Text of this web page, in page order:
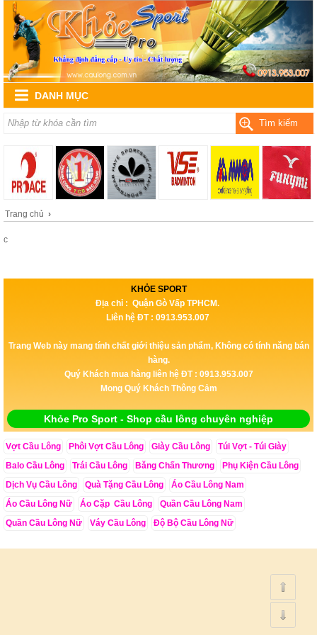
DANH MỤC
Tìm kiếm
Trang chủ ›
c
KHỎE SPORT
Địa chỉ : Quận Gò Vấp TPHCM.
Liên hệ ĐT : 0913.953.007
Trang Web này mang tính chất giới thiệu sản phẩm, Không có tính năng bán
hàng.
Quý Khách mua hàng liên hệ ĐT : 0913.953.007
Mong Quý Khách Thông Cảm
Khỏe Pro Sport - Shop cầu lông chuyên nghiệp
Vợt Cầu Lông Phôi Vợt Cầu Lông Giày Cầu Lông
Túi Vợt - Túi Giày
Balo Cầu Lông
Trái Cầu Lông Băng Chấn Thương
Phụ Kiện Cầu Lông
Dịch Vụ Cầu Lông
Quà Tặng Cầu Lông
Áo Cầu Lông Nam
Áo Cầu Lông Nữ
Áo Cặp Cầu Lông
Quần Cầu Lông Nam
Quần Cầu Lông Nữ
Váy Cầu Lông Độ Bộ Cầu Lông Nữ